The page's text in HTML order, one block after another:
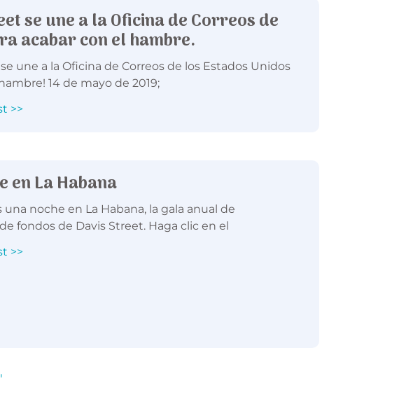
se une a la Oficina de Correos de
acabar con el hambre.
une a la Oficina de Correos de los Estados Unidos
14 de mayo de 2019;
>>
en La Habana
una noche en La Habana, la gala anual de
fondos de Davis Street. Haga clic en el
>>